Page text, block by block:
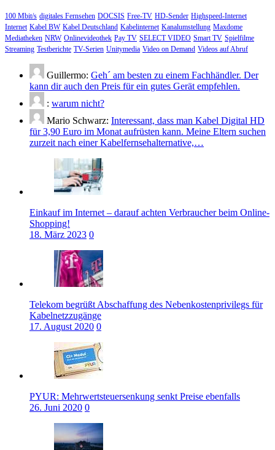
100 Mbit/s digitales Fernsehen DOCSIS Free-TV HD-Sender Highspeed-Internet
Internet Kabel BW Kabel Deutschland Kabelinternet Kanalumstellung Maxdome
Mediatheken NRW Onlinevideothek Pay TV SELECT VIDEO Smart TV Spielfilme
Streaming Testberichte TV-Serien Unitymedia Video on Demand Videos auf Abruf
Guillermo: Geh´ am besten zu einem Fachhändler. Der
kann dir auch den Preis für ein gutes Gerät empfehlen.
: warum nicht?
Mario Schwarz: Interessant, dass man Kabel Digital HD
für 3,90 Euro im Monat aufrüsten kann. Meine Eltern suchen
zurzeit nach einer Kabelfernsehalternative,…
Einkauf im Internet – darauf achten Verbraucher beim Online-
Shopping!
18. März 2023 0
Telekom begrüßt Abschaffung des Nebenkostenprivilegs für
Kabelnetzzugänge
17. August 2020 0
PYUR: Mehrwertsteuersenkung senkt Preise ebenfalls
26. Juni 2020 0